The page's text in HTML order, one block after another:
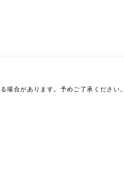
場合があります。予めご了承ください。